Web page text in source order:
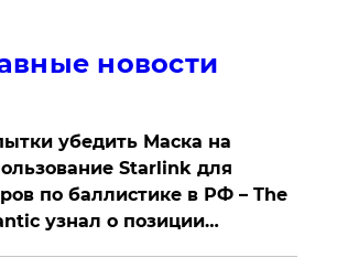
новости
убедить Маска на
Starlink для
по баллистике в РФ – The
узнал о позиции